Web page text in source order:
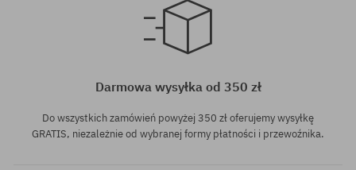
Darmowa wysyłka od 350 zł
Do wszystkich zamówień powyżej 350 zł oferujemy wysyłkę
GRATIS, niezależnie od wybranej formy płatności i przewoźnika.